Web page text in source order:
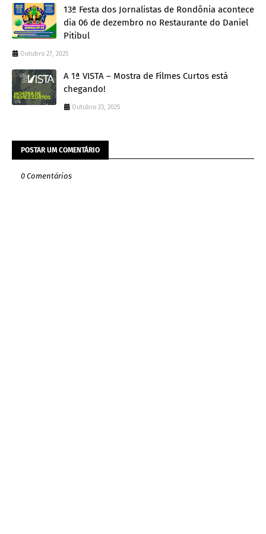
13ª Festa dos Jornalistas de Rondônia acontece
dia 06 de dezembro no Restaurante do Daniel
Pitibul
Outubro 27, 2025
A 1ª VISTA – Mostra de Filmes Curtos está
chegando!
Outubro 23, 2025
POSTAR UM COMENTÁRIO
0 Comentários